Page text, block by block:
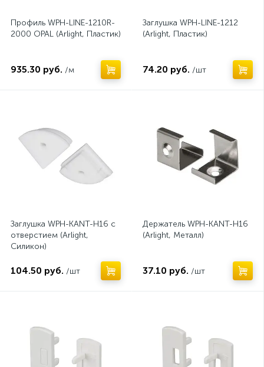
Профиль WPH-LINE-1210R-
2000 OPAL (Arlight, Пластик)
935.30 руб. /м
Заглушка WPH-LINE-1212
(Arlight, Пластик)
74.20 руб. /шт
Заглушка WPH-KANT-H16 с
отверстием (Arlight,
Силикон)
104.50 руб. /шт
Держатель WPH-KANT-H16
(Arlight, Металл)
37.10 руб. /шт